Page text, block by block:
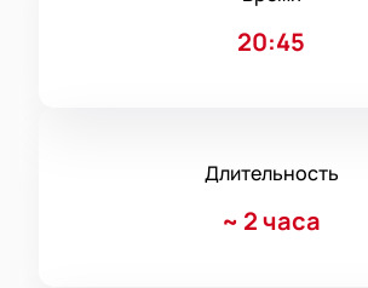
20:45
Длительность
~ 2 часа